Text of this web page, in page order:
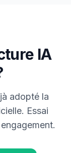
IA
adopté la
Essai